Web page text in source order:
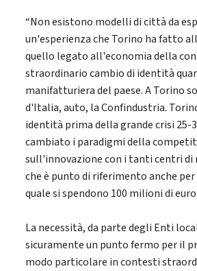
“Non esistono modelli di città da
un'esperienza che Torino ha fatto
quello legato all'economia della
straordinario cambio di identità
manifatturiera del paese. A Torino
d'Italia, auto, la Confindustria.
identità prima della grande crisi 25-
cambiato i paradigmi della
sull'innovazione con i tanti centri di
che è punto di riferimento anche
quale si spendono 100 milioni di
La necessità, da parte degli Enti
sicuramente un punto fermo per il
modo particolare in contesti